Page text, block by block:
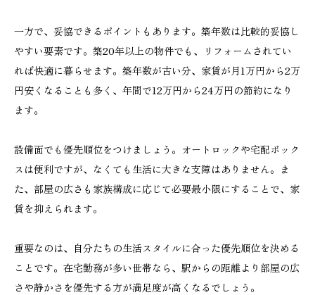
一方で、妥協できるポイントもあります。築年数は比較的妥協し
やすい要素です。築20年以上の物件でも、リフォームされてい
れば快適に暮らせます。築年数が古い分、家賃が月1万円から2万
円安くなることも多く、年間で12万円から24万円の節約になり
ます。
設備面でも優先順位をつけましょう。オートロックや宅配ボック
スは便利ですが、なくても生活に大きな支障はありません。ま
た、部屋の広さも家族構成に応じて必要最小限にすることで、家
賃を抑えられます。
重要なのは、自分たちの生活スタイルに合った優先順位を決める
ことです。在宅勤務が多い世帯なら、駅からの距離より部屋の広
さや静かさを優先する方が満足度が高くなるでしょう。